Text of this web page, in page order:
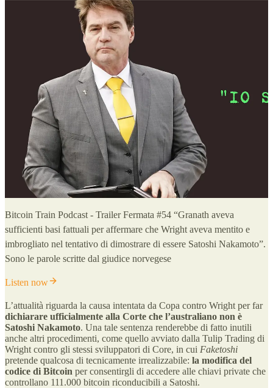
Bitcoin Train Podcast - Trailer Fermata #54 “Granath aveva
sufficienti basi fattuali per affermare che Wright aveva mentito e
imbrogliato nel tentativo di dimostrare di essere Satoshi Nakamoto”.
Sono le parole scritte dal giudice norvegese
Listen now
L’attualità riguarda la causa intentata da Copa contro Wright per far
dichiarare ufficialmente alla Corte che l’australiano non è
Satoshi Nakamoto. Una tale sentenza renderebbe di fatto inutili
anche altri procedimenti, come quello avviato dalla Tulip Trading di
Wright contro gli stessi sviluppatori di Core, in cui Faketoshi
pretende qualcosa di tecnicamente irrealizzabile: la modifica del
codice di Bitcoin per consentirgli di accedere alle chiavi private che
controllano 111.000 bitcoin riconducibili a Satoshi.